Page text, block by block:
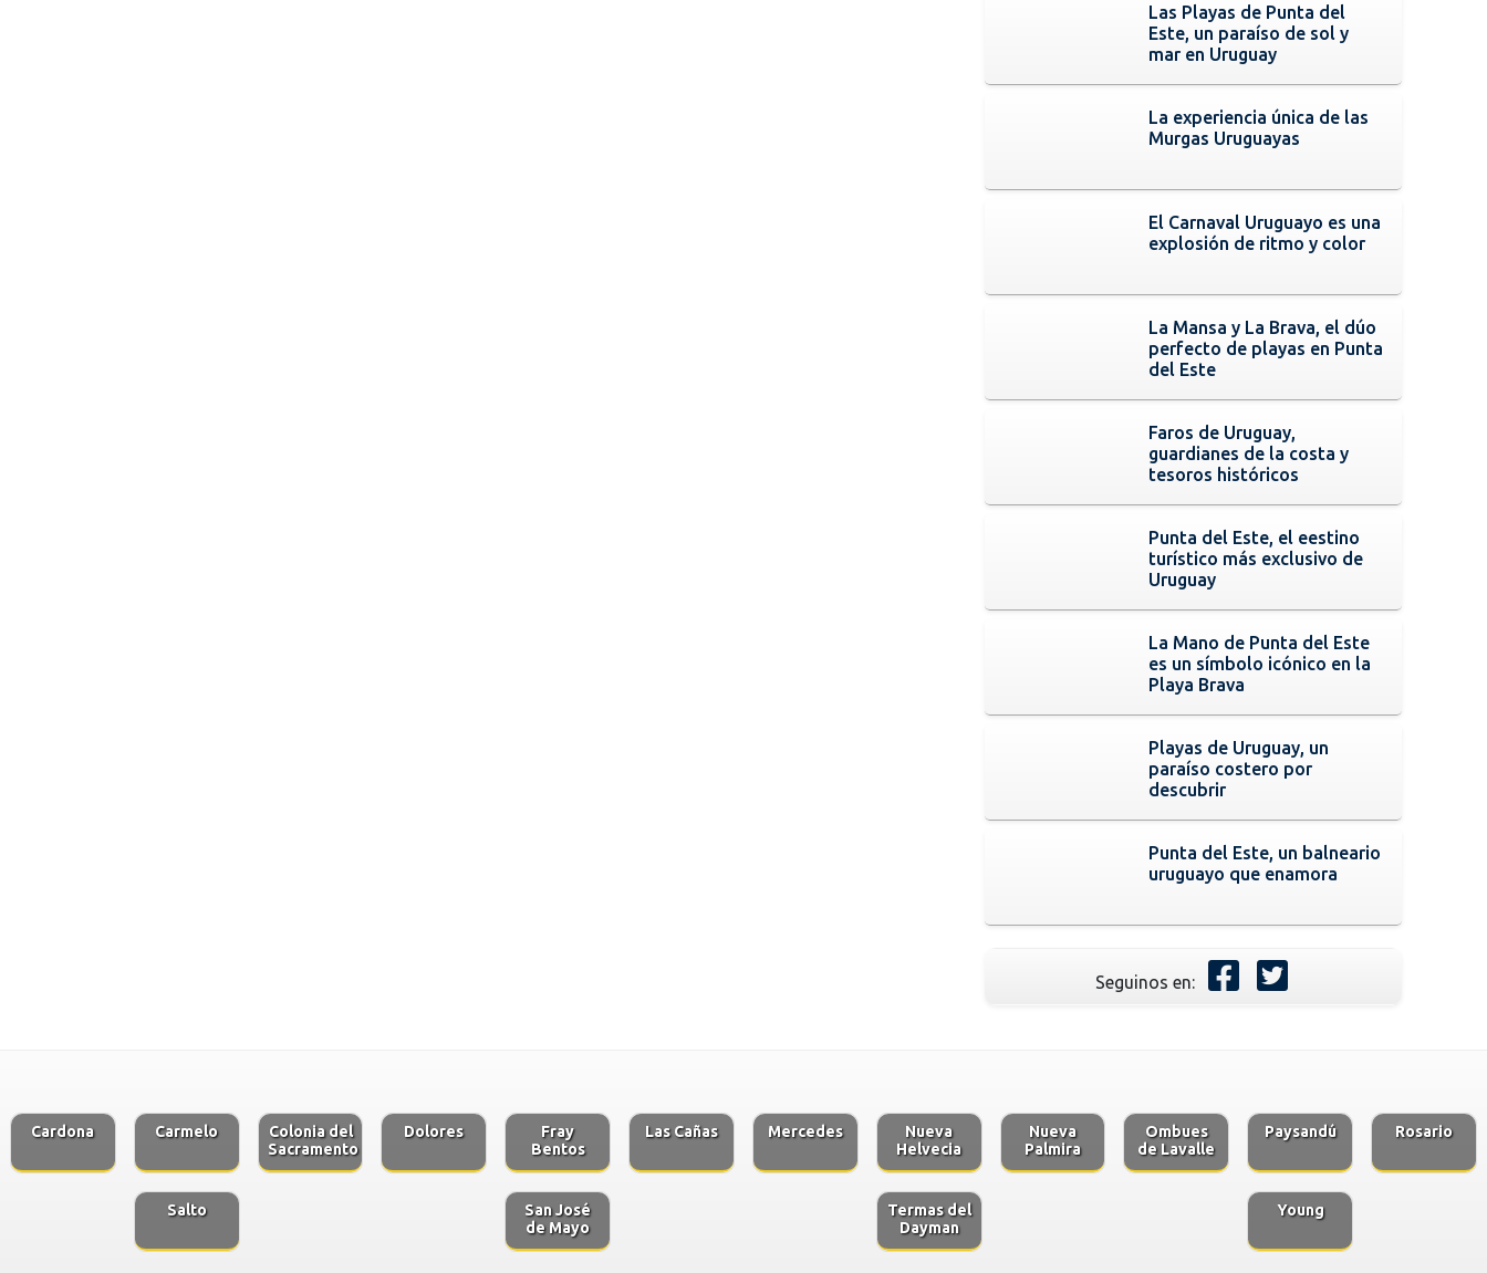
Las Playas de Punta del
Este, un paraíso de sol y
mar en Uruguay
La experiencia única de las
Murgas Uruguayas
El Carnaval Uruguayo es una
explosión de ritmo y color
La Mansa y La Brava, el dúo
perfecto de playas en Punta
del Este
Faros de Uruguay,
guardianes de la costa y
tesoros históricos
Punta del Este, el eestino
turístico más exclusivo de
Uruguay
La Mano de Punta del Este
es un símbolo icónico en la
Playa Brava
Playas de Uruguay, un
paraíso costero por
descubrir
Punta del Este, un balneario
uruguayo que enamora
Seguinos en:
Cardona Carmelo
Colonia del
Sacramento
Dolores
Fray
Bentos
Las Cañas Mercedes
Nueva
Helvecia
Nueva
Palmira
Ombues
de Lavalle
Paysandú Rosario
Salto
San José
de Mayo
Termas del
Dayman
Young